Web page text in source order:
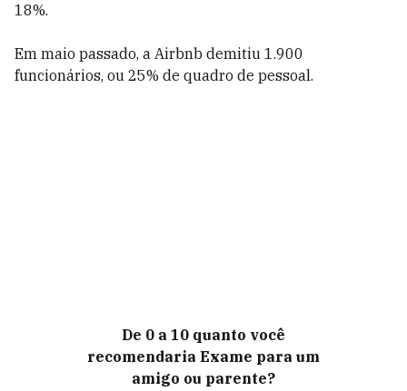
18%.
Em maio passado, a Airbnb demitiu 1.900
funcionários, ou 25% de quadro de pessoal.
De 0 a 10 quanto você
recomendaria Exame para um
amigo ou parente?